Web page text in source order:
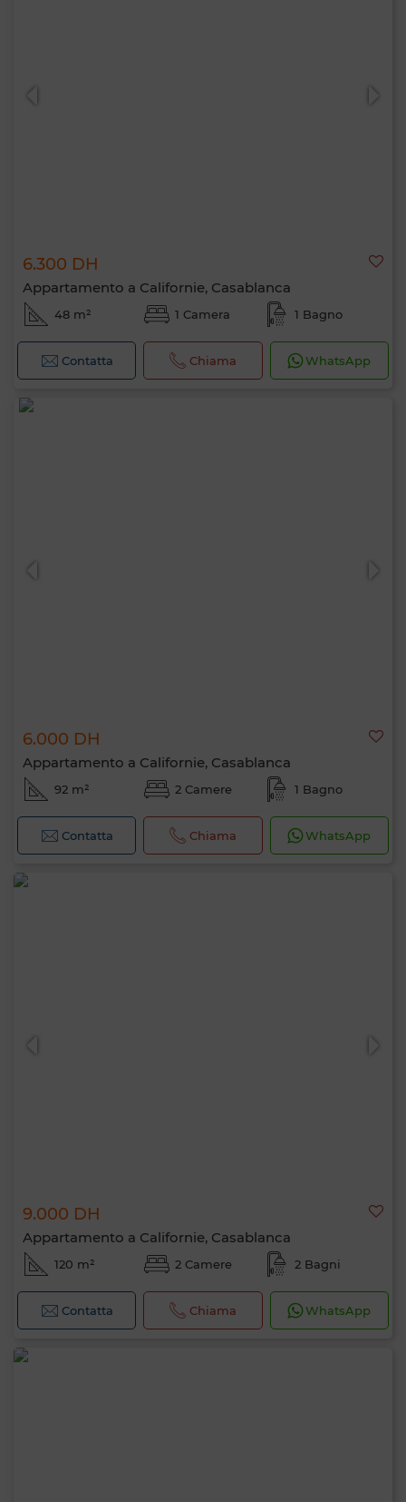
6.300 DH
Appartamento a Californie, Casablanca
48 m² 1 Camera 1 Bagno
Contatta Chiama WhatsApp
6.000 DH
Appartamento a Californie, Casablanca
92 m² 2 Camere 1 Bagno
Contatta Chiama WhatsApp
9.000 DH
Appartamento a Californie, Casablanca
120 m² 2 Camere 2 Bagni
Contatta Chiama WhatsApp